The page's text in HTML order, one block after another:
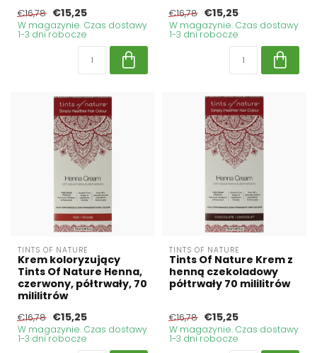
€16,78 €15,25
W magazynie. Czas dostawy
1-3 dni robocze
€16,78 €15,25
W magazynie. Czas dostawy
1-3 dni robocze
TINTS OF NATURE
Krem koloryzujący
Tints Of Nature Henna,
czerwony, półtrwały, 70
mililitrów
€16,78 €15,25
W magazynie. Czas dostawy
1-3 dni robocze
TINTS OF NATURE
Tints Of Nature Krem z
henną czekoladowy
półtrwały 70 mililitrów
€16,78 €15,25
W magazynie. Czas dostawy
1-3 dni robocze